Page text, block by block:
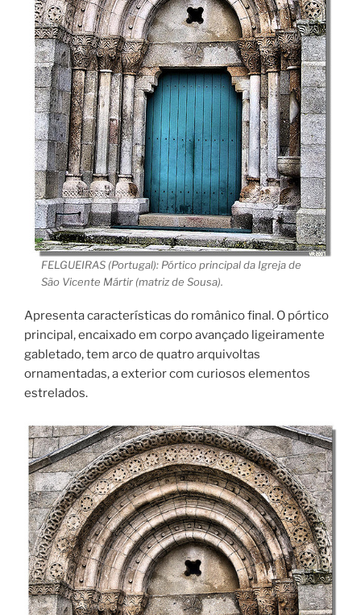
FELGUEIRAS (Portugal): Pórtico principal da Igreja de
São Vicente Mártir (matriz de Sousa).
Apresenta características do românico final. O pórtico
principal, encaixado em corpo avançado ligeiramente
gabletado, tem arco de quatro arquivoltas
ornamentadas, a exterior com curiosos elementos
estrelados.